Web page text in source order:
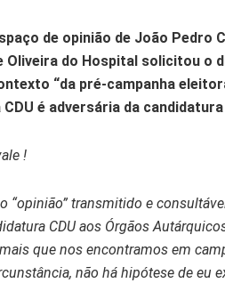
de opinião de João Pedro
Oliveira do Hospital solicitou
“da pré-campanha
é adversária da
!
“opinião” transmitido e
CDU aos Órgãos
que nos encontramos em
não há hipótese de eu